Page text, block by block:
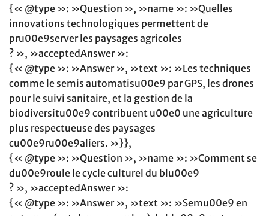
{« @type »: »Question », »name »: »Quelles
innovations technologiques permettent de
pru00e9server les paysages agricoles
? », »acceptedAnswer »:
{« @type »: »Answer », »text »: »Les techniques
comme le semis automatisu00e9 par GPS, les drones
pour le suivi sanitaire, et la gestion de la
biodiversitu00e9 contribuent u00e0 une agriculture
plus respectueuse des paysages
cu00e9ru00e9aliers. »}},
{« @type »: »Question », »name »: »Comment se
du00e9roule le cycle culturel du blu00e9
? », »acceptedAnswer »:
{« @type »: »Answer », »text »: »Semu00e9 en